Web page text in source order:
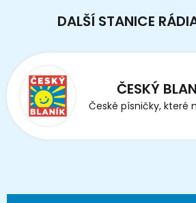
DALŠÍ STANICE
ČESKÝ
České písničky, které